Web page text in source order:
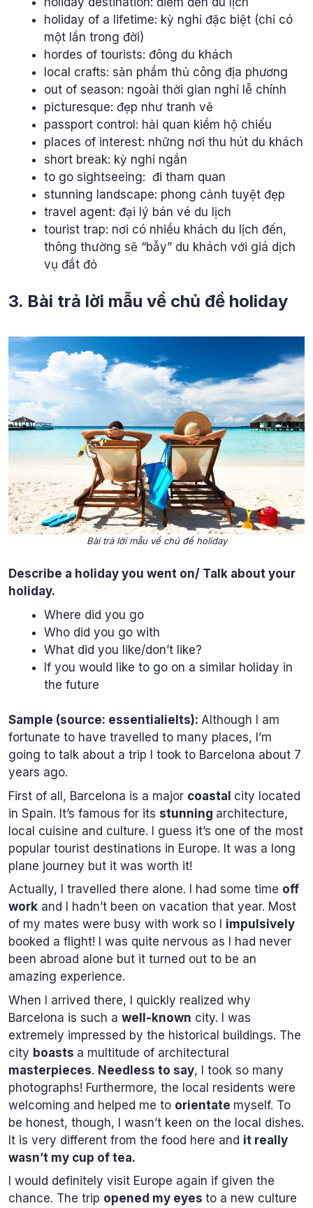
holiday of a lifetime: kỳ nghỉ đặc biệt (chỉ có
một lần trong đời)
hordes of tourists: đông du khách
local crafts: sản phẩm thủ công địa phương
out of season: ngoài thời gian nghỉ lễ chính
picturesque: đẹp như tranh vẽ
passport control: hải quan kiểm hộ chiếu
places of interest: những nơi thu hút du khách
short break: kỳ nghỉ ngắn
to go sightseeing: đi tham quan
stunning landscape: phong cảnh tuyệt đẹp
travel agent: đại lý bán vé du lịch
tourist trap: nơi có nhiều khách du lịch đến,
thông thường sẽ “bẫy” du khách với giá dịch
vụ đắt đỏ
3. Bài trả lời mẫu về chủ đề holiday
Bài trả lời mẫu về chủ đề holiday
Describe a holiday you went on/ Talk about your
holiday.
Where did you go
Who did you go with
What did you like/don’t like?
If you would like to go on a similar holiday in
the future
Sample (source: essentialielts): Although I am
fortunate to have travelled to many places, I’m
going to talk about a trip I took to Barcelona about 7
years ago.
First of all, Barcelona is a major coastal city located
in Spain. It’s famous for its stunning architecture,
local cuisine and culture. I guess it’s one of the most
popular tourist destinations in Europe. It was a long
plane journey but it was worth it!
Actually, I travelled there alone. I had some time off
work and I hadn’t been on vacation that year. Most
of my mates were busy with work so I impulsively
booked a flight! I was quite nervous as I had never
been abroad alone but it turned out to be an
amazing experience.
When I arrived there, I quickly realized why
Barcelona is such a well-known city. I was
extremely impressed by the historical buildings. The
city boasts a multitude of architectural
masterpieces. Needless to say, I took so many
photographs! Furthermore, the local residents were
welcoming and helped me to orientate myself. To
be honest, though, I wasn’t keen on the local dishes.
It is very different from the food here and it really
wasn’t my cup of tea.
I would definitely visit Europe again if given the
chance. The trip opened my eyes to a new culture